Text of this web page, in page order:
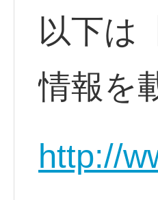
以下は
情報を
http://